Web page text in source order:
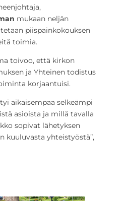
mukaan neljän
piispainkokouksen
toimia.
toivoo, että kirkon
ja Yhteinen todistus
korjaantuisi.
aikaisempaa selkeämpi
asioista ja millä tavalla
sopivat lähetyksen
kuuluvasta yhteistyöstä”,